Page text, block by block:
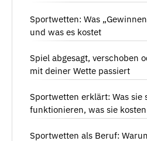
Sportwetten: Was
und was es kostet
Spiel abgesagt, verschoben
mit deiner Wette passiert
Sportwetten erklärt: Was sie
funktionieren, was sie kosten
Sportwetten als Beruf: